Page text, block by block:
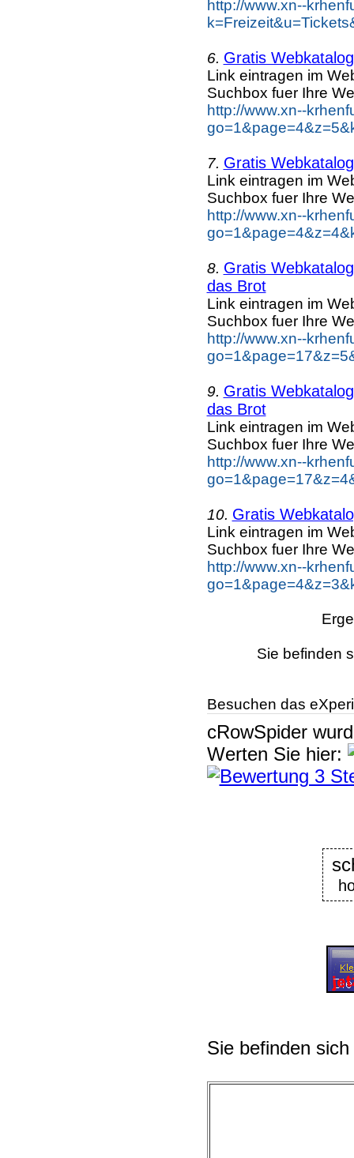
http://www.xn--
6. Gratis
Link eintragen im
Suchbox fuer Ihre
http://www.xn--
7. Gratis
Link eintragen im
Suchbox fuer Ihre
http://www.xn--
8. Gratis
das Brot
Link eintragen im
Suchbox fuer Ihre
http://www.xn--
9. Gratis
das Brot
Link eintragen im
Suchbox fuer Ihre
http://www.xn--
10. Gratis
Link eintragen im
Suchbox fuer Ihre
http://www.xn--
Sie befinden
Besuchen das
cRowSpider
Werten Sie hier:
Sie befinden